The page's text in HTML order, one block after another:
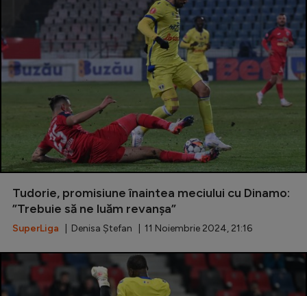
Tudorie, promisiune înaintea meciului cu Dinamo:
”Trebuie să ne luăm revanșa”
SuperLiga | Denisa Ștefan | 11 Noiembrie 2024, 21:16